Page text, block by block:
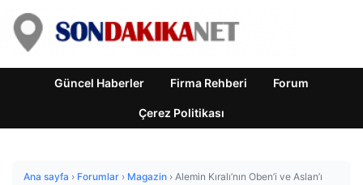
Güncel Haberler Firma Rehberi Forum
Çerez Politikası
Ana sayfa › Forumlar › Magazin › Alemin Kıralı’nın Oben’i ve Aslan’ı